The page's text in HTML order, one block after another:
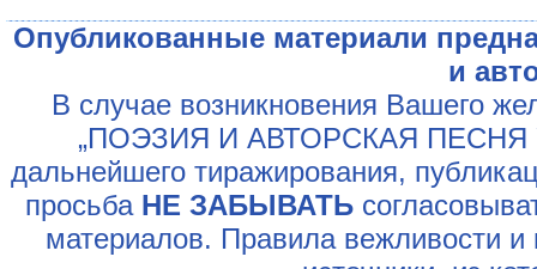
Опубликованные материали
и
В случае возникновения Вашего
„ПОЭЗИЯ И АВТОРСКАЯ ПЕСНЯ
дальнейшего тиражирования,
просьба НЕ ЗАБЫВАТЬ
материалов. Правила вежливости и